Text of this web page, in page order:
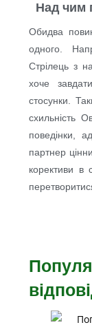
Над чим
Обидва
одного.
Стрілець з
хоче
стосунки.
схильність
поведінки,
партнер
корективи в